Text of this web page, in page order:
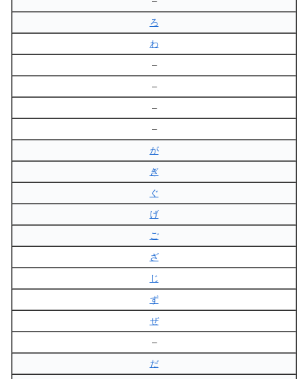
ろ
わ
–
–
–
–
が
ぎ
ぐ
げ
ご
ざ
じ
ず
ぜ
–
だ